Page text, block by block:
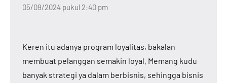
05/09/2024 pukul 2:40 pm
Keren itu adanya program loyalitas, bakalan
membuat pelanggan semakin loyal. Memang kudu
banyak strategi ya dalam berbisnis, sehingga bisnis